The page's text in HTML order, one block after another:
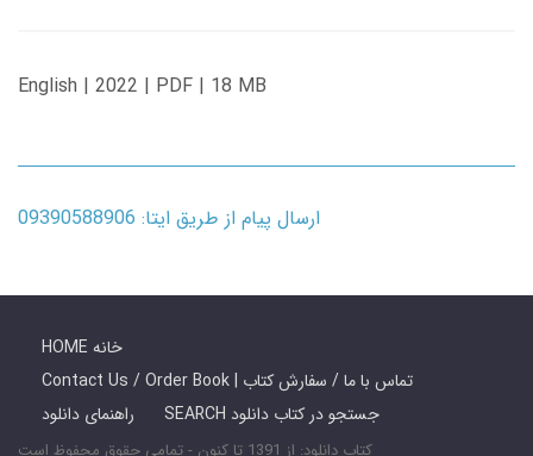
English | 2022 | PDF | 18 MB
ارسال پیام از طریق ایتا: 09390588906
HOME خانه
Contact Us / Order Book | تماس با ما / سفارش کتاب
راهنمای دانلود
SEARCH جستجو در کتاب دانلود